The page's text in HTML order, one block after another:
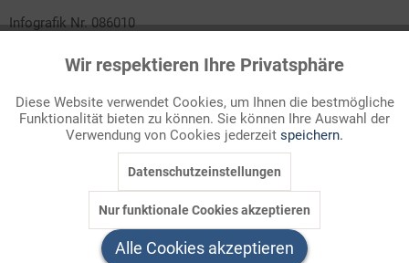
Infografik Nr. 086010
Bei der Bundestagswahl im Februar 2025 gelten erstmals die
Bundesverfassungsgericht akzeptierten Umfang. Neu ist die fixe
Größe des Bundestags (630 Abgeordnete). Überhang- und
Ausgleichsmandate entfallen. Mehr dazu in diesem
Welchen Download brauchen Sie?
Funktionale Aktiv
Marketing Inaktiv
Inaktiv
Wir respektieren Ihre Privatsphäre
Diese Website verwendet Cookies, um Ihnen die bestmögliche
Funktionalität bieten zu können. Sie können Ihre Auswahl der
Verwendung von Cookies jederzeit speichern.
Datenschutzeinstellungen
Nur funktionale Cookies akzeptieren
Alle Cookies akzeptieren